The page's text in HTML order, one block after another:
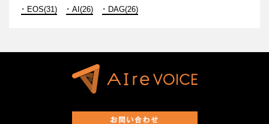
EOS(31) AI(26) DAG(26)